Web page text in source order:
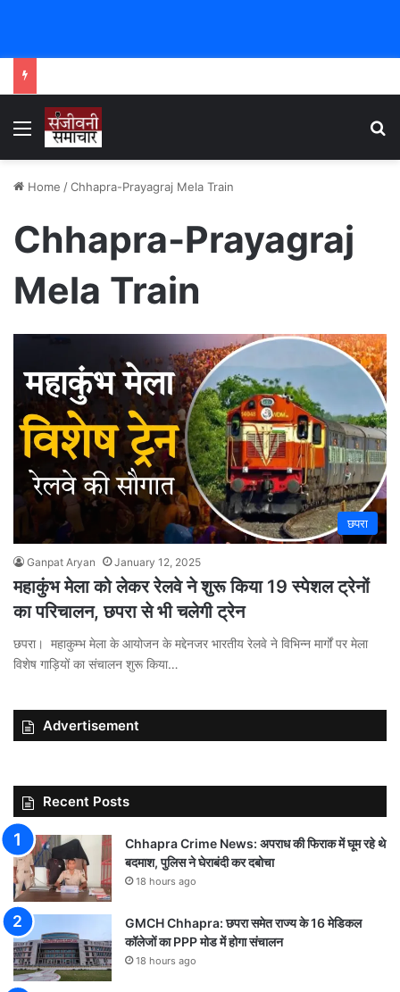
Menu
Home /Chhapra-Prayagraj Mela Train
Chhapra-Prayagraj
Mela Train
छपरा
Ganpat Aryan January 12, 2025
महाकुंभ मेला को लेकर रेलवे ने शुरू किया 19 स्पेशल ट्रेनों
का परिचालन, छपरा से भी चलेगी ट्रेन
छपरा। महाकुम्भ मेला के आयोजन के मद्देनजर भारतीय रेलवे ने विभिन्न मार्गों पर मेला
विशेष गाड़ियों का संचालन शुरू किया…
Advertisement
Recent Posts
Chhapra Crime News: अपराध की फिराक में घूम रहे थे
बदमाश, पुलिस ने घेराबंदी कर दबोचा
18 hours ago
GMCH Chhapra: छपरा समेत राज्य के 16 मेडिकल
कॉलेजों का PPP मोड में होगा संचालन
18 hours ago